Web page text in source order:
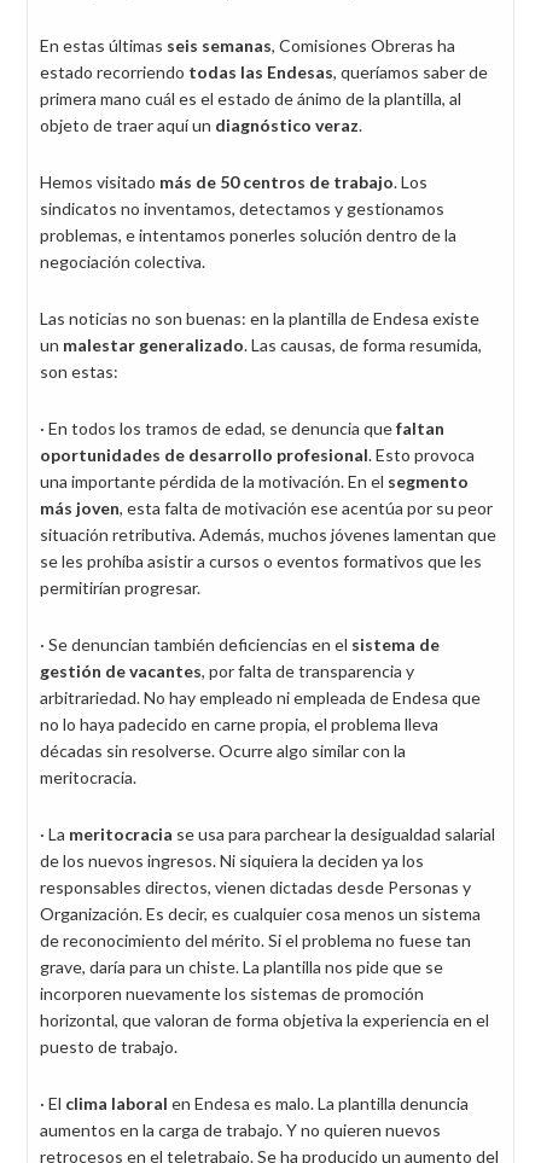
En estas últimas seis semanas, Comisiones Obreras ha
estado recorriendo todas las Endesas, queríamos saber de
primera mano cuál es el estado de ánimo de la plantilla, al
objeto de traer aquí un diagnóstico veraz.
Hemos visitado más de 50 centros de trabajo. Los
sindicatos no inventamos, detectamos y gestionamos
problemas, e intentamos ponerles solución dentro de la
negociación colectiva.
Las noticias no son buenas: en la plantilla de Endesa existe
un malestar generalizado. Las causas, de forma resumida,
son estas:
· En todos los tramos de edad, se denuncia quefaltan
oportunidades de desarrollo profesional. Esto provoca
una importante pérdida de la motivación. En el segmento
más joven, esta falta de motivación ese acentúa por su peor
situación retributiva. Además, muchos jóvenes lamentan que
se les prohíba asistir a cursos o eventos formativos que les
permitirían progresar.
· Se denuncian también deficiencias en el sistema de
gestión de vacantes, por falta de transparencia y
arbitrariedad. No hay empleado ni empleada de Endesa que
no lo haya padecido en carne propia, el problema lleva
décadas sin resolverse. Ocurre algo similar con la
meritocracia.
· La meritocracia se usa para parchear la desigualdad salarial
de los nuevos ingresos. Ni siquiera la deciden ya los
responsables directos, vienen dictadas desde Personas y
Organización. Es decir, es cualquier cosa menos un sistema
de reconocimiento del mérito. Si el problema no fuese tan
grave, daría para un chiste. La plantilla nos pide que se
incorporen nuevamente los sistemas de promoción
horizontal, que valoran de forma objetiva la experiencia en el
puesto de trabajo.
· El clima laboral en Endesa es malo. La plantilla denuncia
aumentos en la carga de trabajo. Y no quieren nuevos
retrocesos en el teletrabajo. Se ha producido un aumento del